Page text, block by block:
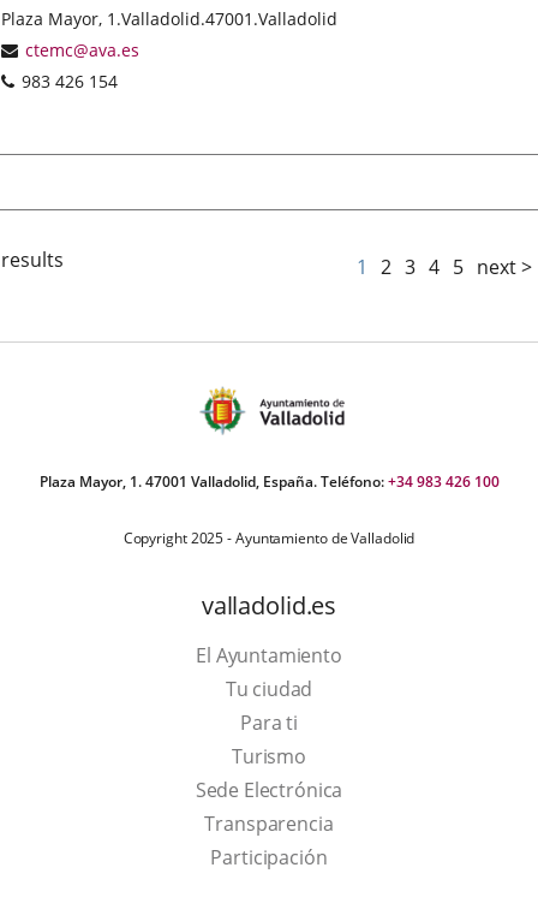
Postal
address
Plaza Mayor, 1.Valladolid.47001.Valladolid
Email
ctemc@ava.es
Phones
983 426 154
1 2 3 4 5 next >
Plaza Mayor, 1. 47001 Valladolid, España. Teléfono:+34 983 426 100
Copyright 2025 - Ayuntamiento de Valladolid
valladolid.es
El Ayuntamiento
Tu ciudad
Para ti
TurismoThis
link
will
open
Sede Electrónica
Transparencia
Participación